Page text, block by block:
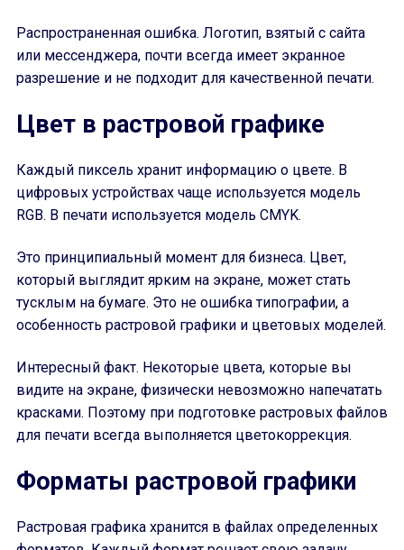
Распространенная ошибка. Логотип, взятый с сайта
или мессенджера, почти всегда имеет экранное
разрешение и не подходит для качественной печати.
Цвет в растровой графике
Каждый пиксель хранит информацию о цвете. В
цифровых устройствах чаще используется модель
RGB. В печати используется модель CMYK.
Это принципиальный момент для бизнеса. Цвет,
который выглядит ярким на экране, может стать
тусклым на бумаге. Это не ошибка типографии, а
особенность растровой графики и цветовых моделей.
Интересный факт. Некоторые цвета, которые вы
видите на экране, физически невозможно напечатать
красками. Поэтому при подготовке растровых файлов
для печати всегда выполняется цветокоррекция.
Форматы растровой графики
Растровая графика хранится в файлах определенных